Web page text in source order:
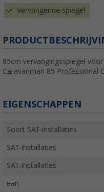
Vervangende spiegel
85cm vervangingsspiegel
Caravanman 85 Professional
EIGENSCHAPPEN
Soort SAT-installaties
SAT-installaties
SAT-installaties
ean